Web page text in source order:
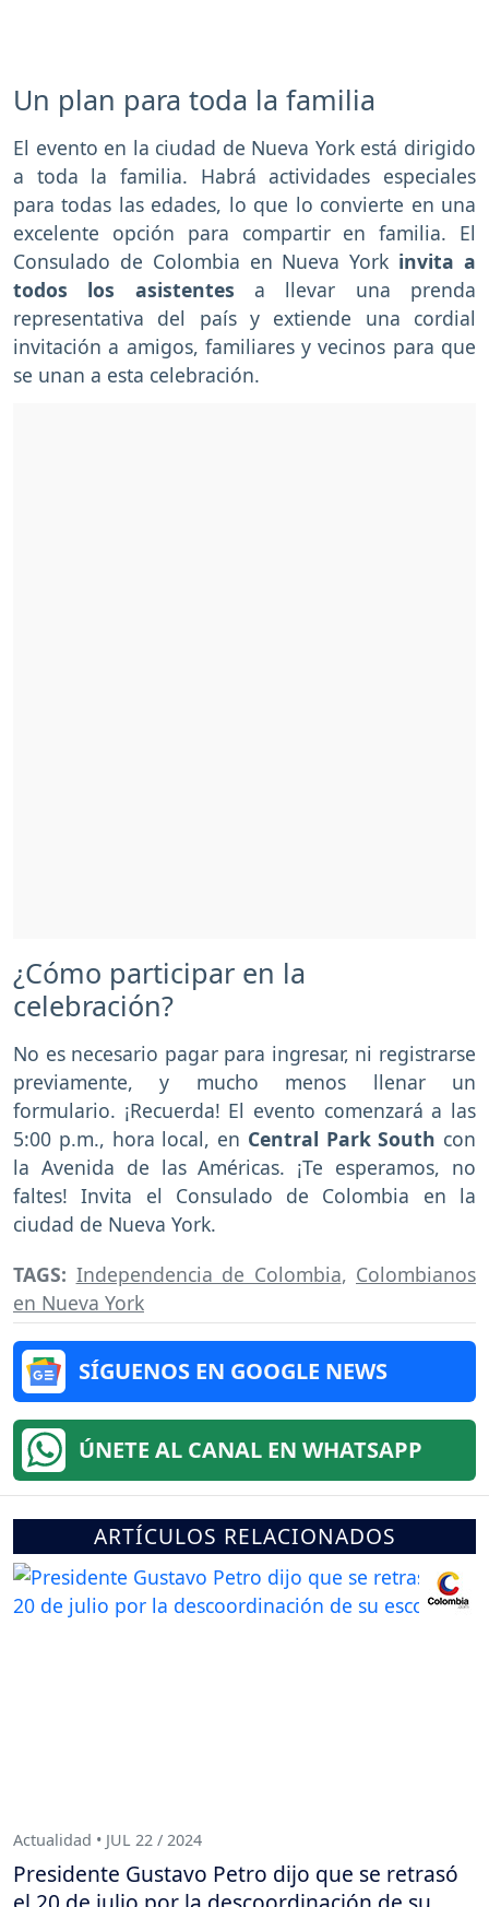
Un plan para toda la familia
El evento en la ciudad de Nueva York está dirigido
a toda la familia. Habrá actividades especiales
para todas las edades, lo que lo convierte en una
excelente opción para compartir en familia. El
Consulado de Colombia en Nueva York invita a
todos los asistentes a llevar una prenda
representativa del país y extiende una cordial
invitación a amigos, familiares y vecinos para que
se unan a esta celebración.
¿Cómo participar en la
celebración?
No es necesario pagar para ingresar, ni registrarse
previamente, y mucho menos llenar un
formulario. ¡Recuerda! El evento comenzará a las
5:00 p.m., hora local, en Central Park South con
la Avenida de las Américas. ¡Te esperamos, no
faltes! Invita el Consulado de Colombia en la
ciudad de Nueva York.
TAGS: Independencia de Colombia, Colombianos
en Nueva York
SÍGUENOS EN GOOGLE NEWS
ÚNETE AL CANAL EN WHATSAPP
ARTÍCULOS RELACIONADOS
Actualidad • JUL 22 / 2024
Presidente Gustavo Petro dijo que se retrasó